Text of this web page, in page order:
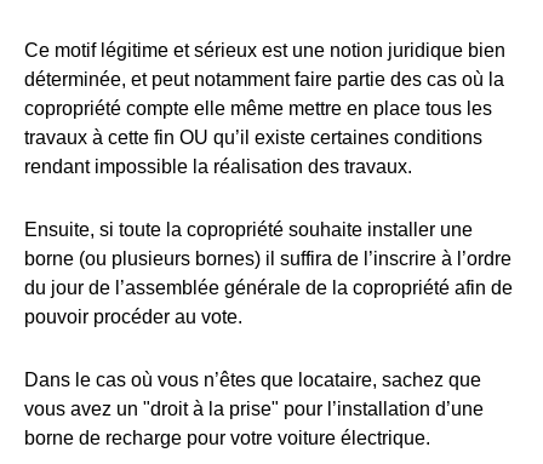
Ce motif légitime et sérieux est une notion juridique bien
déterminée, et peut notamment faire partie des cas où la
copropriété compte elle même mettre en place tous les
travaux à cette fin OU qu’il existe certaines conditions
rendant impossible la réalisation des travaux.
Ensuite, si toute la copropriété souhaite installer une
borne (ou plusieurs bornes) il suffira de l’inscrire à l’ordre
du jour de l’assemblée générale de la copropriété afin de
pouvoir procéder au vote.
Dans le cas où vous n’êtes que locataire, sachez que
vous avez un "droit à la prise" pour l’installation d’une
borne de recharge pour votre voiture électrique.